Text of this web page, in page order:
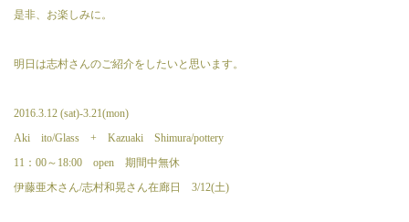
是非、お楽しみに。
明日は志村さんのご紹介をしたいと思います。
2016.3.12 (sat)-3.21(mon)
Aki ito/Glass + Kazuaki Shimura/pottery
11：00～18:00 open 期間中無休
伊藤亜木さん/志村和晃さん在廊日 3/12(土)